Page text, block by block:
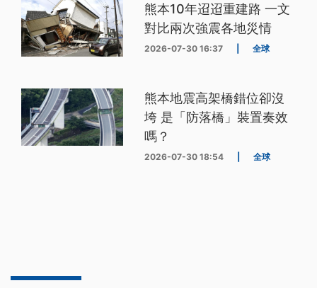
熊本10年迢迢重建路 一文
對比兩次強震各地災情
2026-07-30 16:37 全球
熊本地震高架橋錯位卻沒
垮 是「防落橋」裝置奏效
嗎？
2026-07-30 18:54 全球